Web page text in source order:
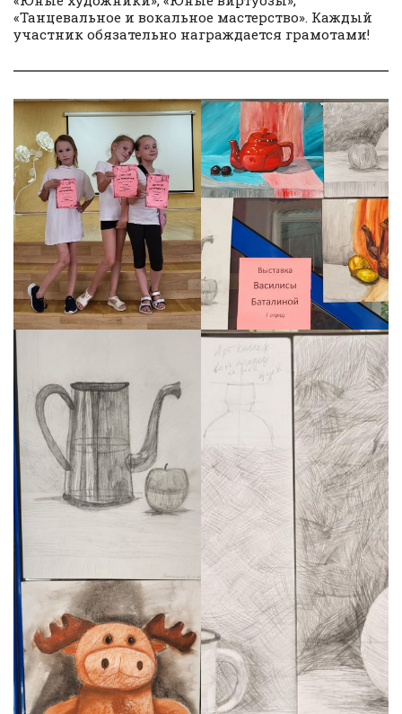
«Танцевальное и вокальное мастерство». Каждый
участник обязательно награждается грамотами!